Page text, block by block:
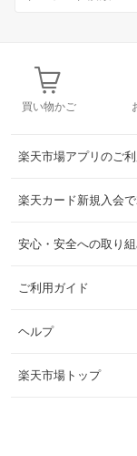
買い物かご
楽天市場アプリのご
楽天カード新規入会
安心・安全への取り
ご利用ガイド
ヘルプ
楽天市場トップ